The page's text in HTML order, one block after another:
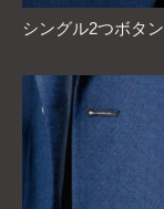
シングル2つボタン